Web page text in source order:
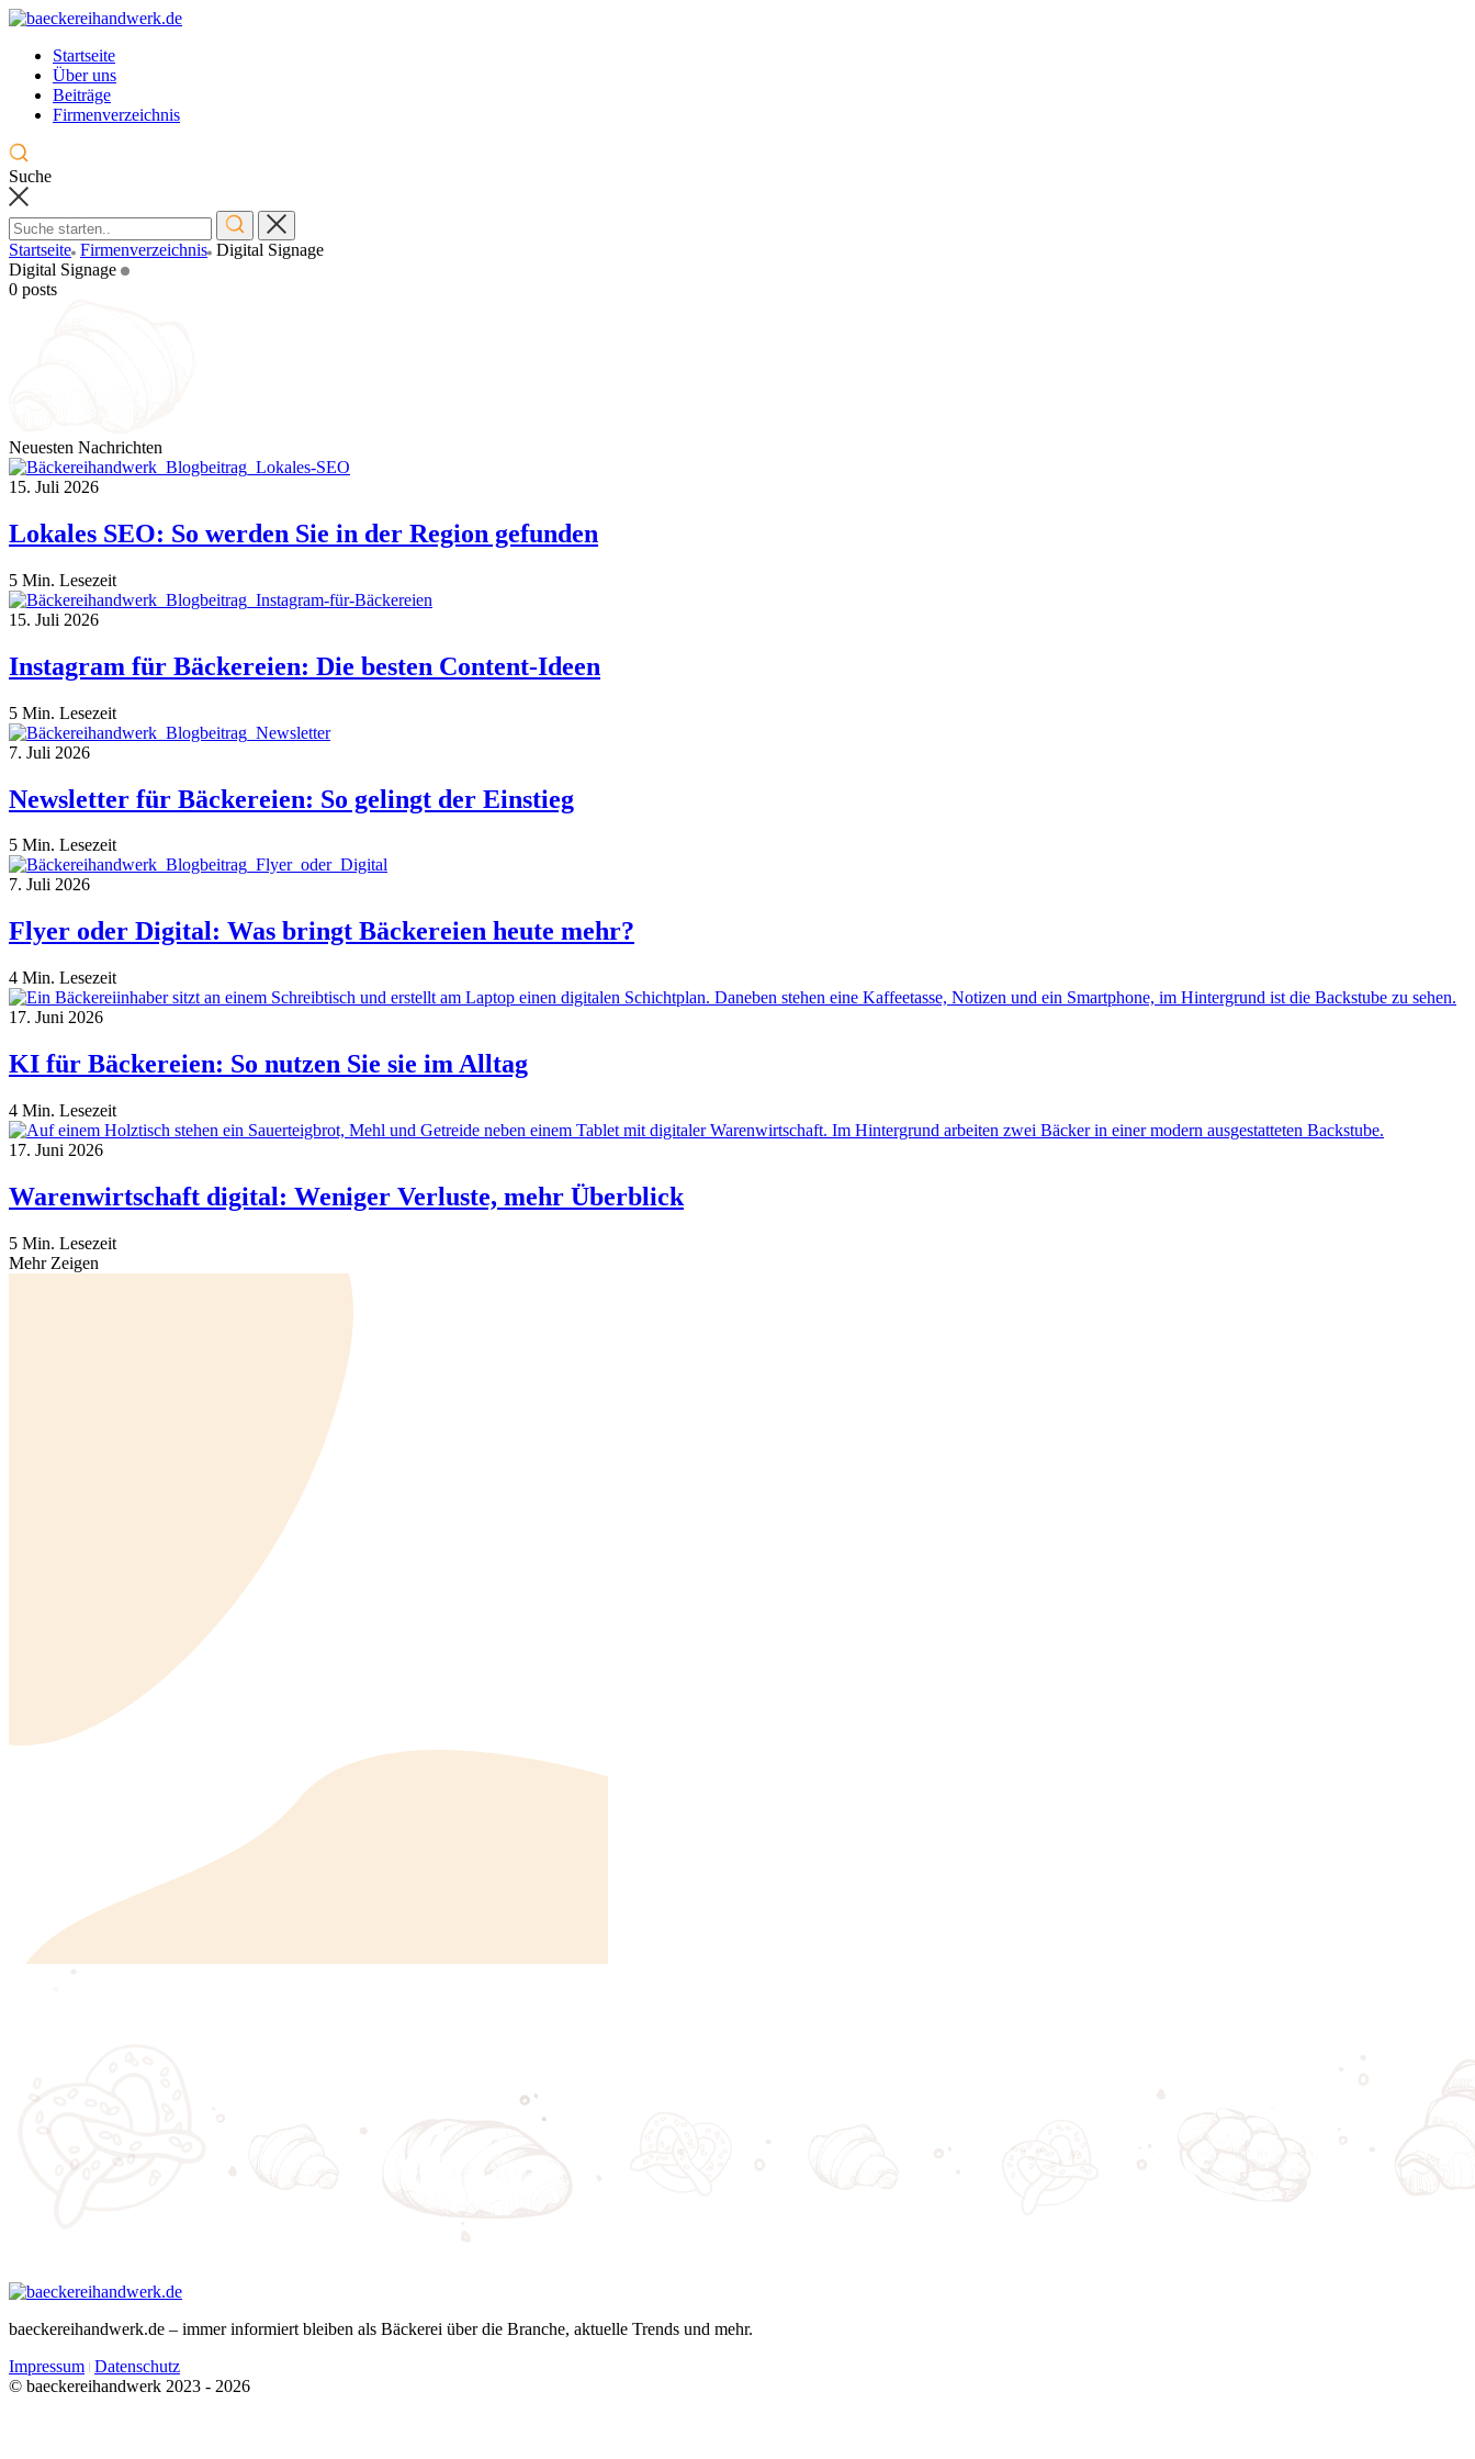
Skip
contentStartseite
Über uns
Beiträge
Firmenverzeichnis
Suche
Startseite Firmenverzeichnis Digital Signage
Digital Signage
0 posts
Neuesten Nachrichten
15. Juli 2026
Lokales SEO: So werden Sie in der Region gefunden
5 Min. Lesezeit
15. Juli 2026
Instagram für Bäckereien: Die besten Content-Ideen
5 Min. Lesezeit
7. Juli 2026
Newsletter für Bäckereien: So gelingt der Einstieg
5 Min. Lesezeit
7. Juli 2026
Flyer oder Digital: Was bringt Bäckereien heute mehr?
4 Min. Lesezeit
17. Juni 2026
KI für Bäckereien: So nutzen Sie sie im Alltag
4 Min. Lesezeit
17. Juni 2026
Warenwirtschaft digital: Weniger Verluste, mehr Überblick
5 Min. Lesezeit
Mehr Zeigen
baeckereihandwerk.de – immer informiert bleiben als Bäckerei über die Branche, aktuelle Trends und mehr.
Impressum Datenschutz
© baeckereihandwerk 2023 - 2026